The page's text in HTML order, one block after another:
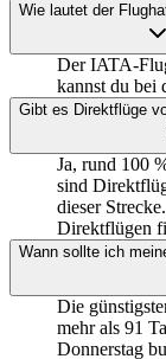
Wie lautet der
Der IATA-
kannst du bei
Gibt es Direktflüge
Ja, rund 100
sind
dieser
Direktflügen
Wann sollte ich
Die
mehr als 91
Donnerstag